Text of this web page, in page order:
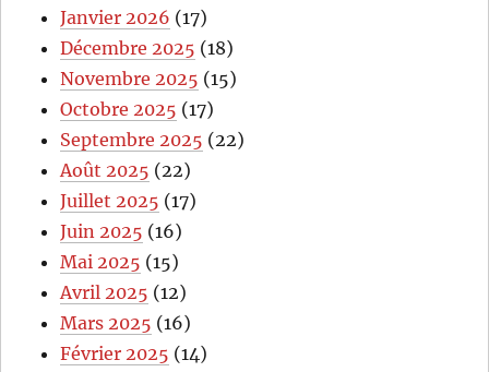
Janvier 2026 (17)
Décembre 2025 (18)
Novembre 2025 (15)
Octobre 2025 (17)
Septembre 2025 (22)
Août 2025 (22)
Juillet 2025 (17)
Juin 2025 (16)
Mai 2025 (15)
Avril 2025 (12)
Mars 2025 (16)
Février 2025 (14)